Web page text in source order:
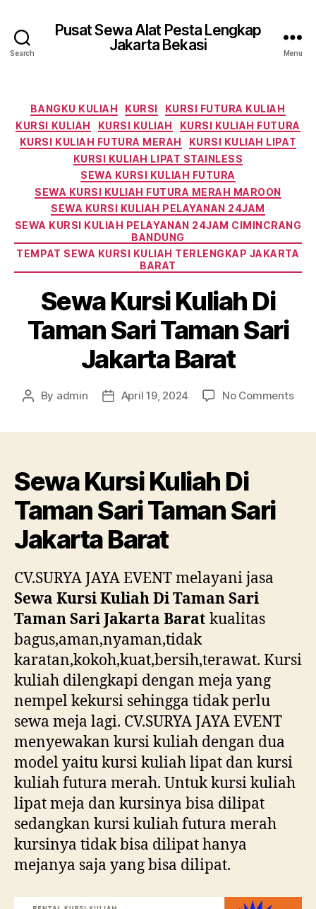
Search
Pusat Sewa Alat Pesta Lengkap
Jakarta Bekasi
Menu
Categories
BANGKU KULIAH KURSI
KURSI FUTURA KULIAH
KURSI KULIAH
KURSI KULIAH
KURSI KULIAH FUTURA
KURSI KULIAH FUTURA MERAH
KURSI KULIAH LIPAT
KURSI KULIAH LIPAT STAINLESS
SEWA KURSI KULIAH FUTURA
SEWA KURSI KULIAH FUTURA MERAH MAROON
SEWA KURSI KULIAH PELAYANAN 24JAM
SEWA KURSI KULIAH PELAYANAN 24JAM CIMINCRANG
BANDUNG
TEMPAT SEWA KURSI KULIAH TERLENGKAP JAKARTA
BARAT
Sewa Kursi Kuliah Di
Taman Sari Taman Sari
Jakarta Barat
Post
By admin
PostApril 19, 2024 No Commentson
Sewa Kursi Kuliah Di
Taman Sari Taman Sari
Jakarta Barat
CV.SURYA JAYA EVENT melayani jasa
Sewa Kursi Kuliah Di Taman Sari
Taman Sari Jakarta Barat kualitas
bagus,aman,nyaman,tidak
karatan,kokoh,kuat,bersih,terawat. Kursi
kuliah dilengkapi dengan meja yang
nempel kekursi sehingga tidak perlu
sewa meja lagi. CV.SURYA JAYA EVENT
menyewakan kursi kuliah dengan dua
model yaitu kursi kuliah lipat dan kursi
kuliah futura merah. Untuk kursi kuliah
lipat meja dan kursinya bisa dilipat
sedangkan kursi kuliah futura merah
kursinya tidak bisa dilipat hanya
mejanya saja yang bisa dilipat.